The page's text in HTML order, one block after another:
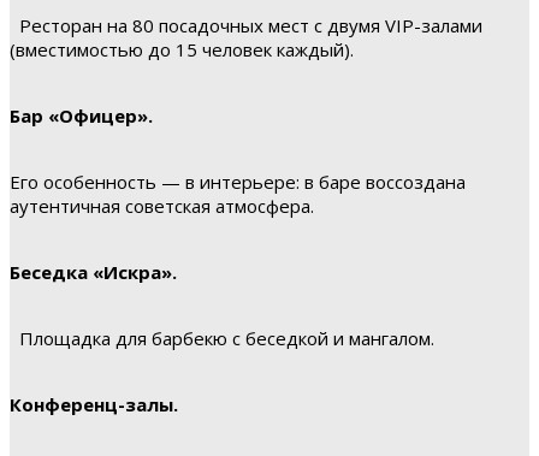
Ресторан на 80 посадочных мест с двумя VIP-залами
(вместимостью до 15 человек каждый).
Бар «Офицер».
Его особенность — в интерьере: в баре воссоздана
аутентичная советская атмосфера.
Беседка «Искра».
Площадка для барбекю с беседкой и мангалом.
Конференц-залы.